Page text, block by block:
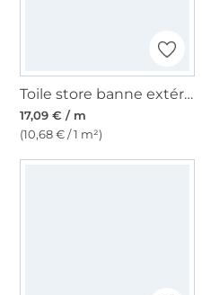
Toile store banne extérieur 160cm déperlant, à rayures, blanc-bleu clair
17,09 € / m
(10,68 € / 1 m²)